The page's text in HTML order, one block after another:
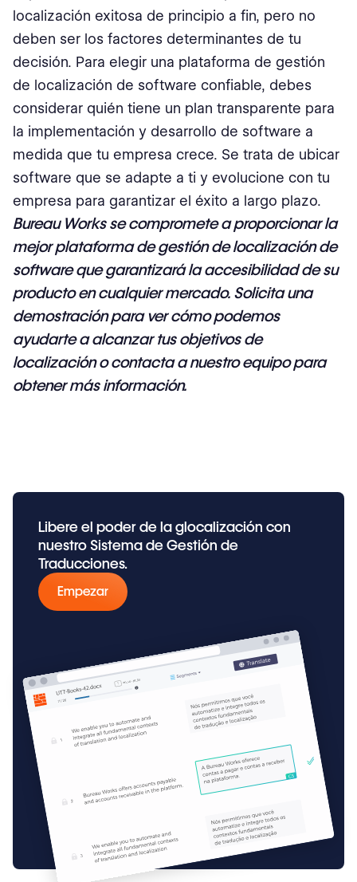
localización exitosa de principio a fin, pero no
deben ser los factores determinantes de tu
decisión. Para elegir una plataforma de gestión
de localización de software confiable, debes
considerar quién tiene un plan transparente para
la implementación y desarrollo de software a
medida que tu empresa crece. Se trata de ubicar
software que se adapte a ti y evolucione con tu
empresa para garantizar el éxito a largo plazo.
Bureau Worksse compromete a proporcionar la
mejor plataforma de gestión de localización de
software que garantizará la accesibilidad de su
producto en cualquier mercado. Solicita una
demostración para ver cómo podemos
ayudarte a alcanzar tus objetivos de
localización ocontacta a nuestro equipopara
obtener más información.
Libere el poder de la glocalización con
nuestro Sistema de Gestión de
Traducciones.
Empezar